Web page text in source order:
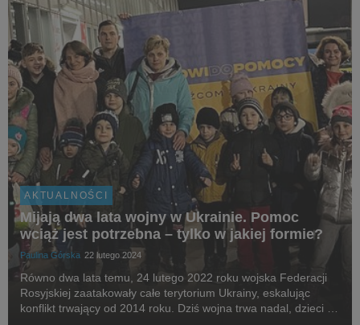
AKTUALNOŚCI
Mijają dwa lata wojny w Ukrainie. Pomoc
wciąż jest potrzebna – tylko w jakiej formie?
Paulina Górska 22 lutego 2024
Równo dwa lata temu, 24 lutego 2022 roku wojska Federacji
Rosyjskiej zaatakowały całe terytorium Ukrainy, eskalując
konflikt trwający od 2014 roku. Dziś wojna trwa nadal, dzieci z